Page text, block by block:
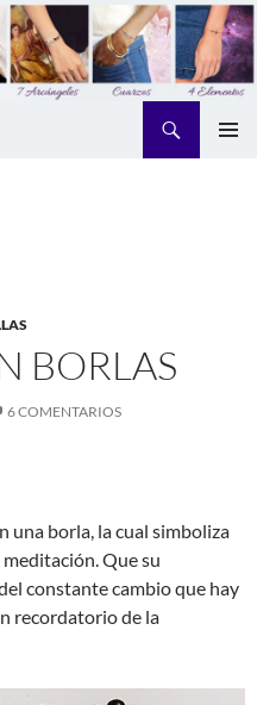
BORLAS
6 COMENTARIOS
una borla, la cual simboliza
meditación. Que su
constante cambio que hay
recordatorio de la